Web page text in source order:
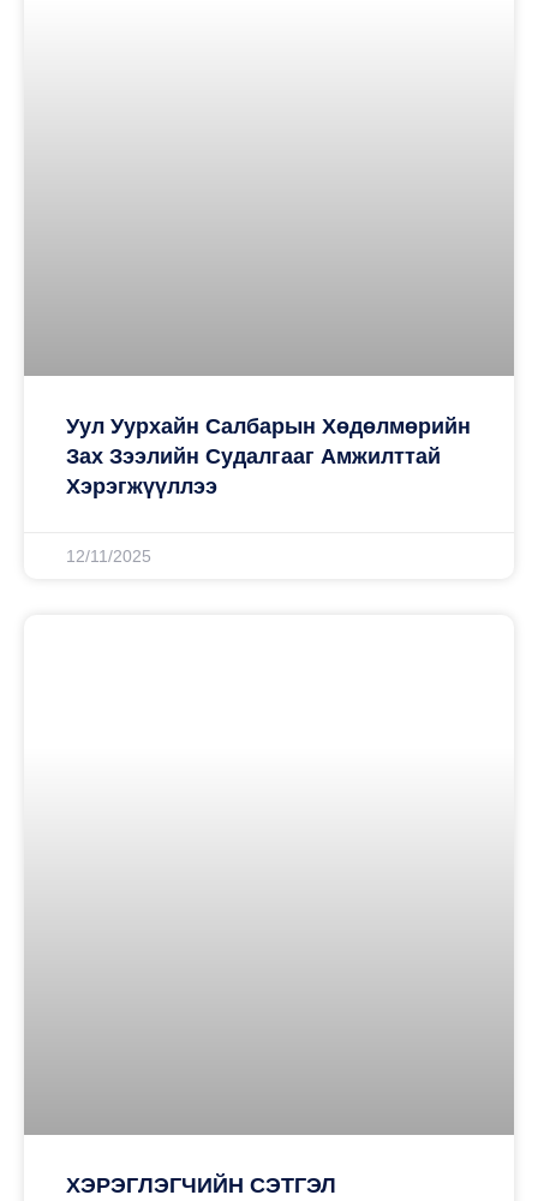
Уул Уурхайн Салбарын Хөдөлмөрийн
Зах Зээлийн Судалгааг Амжилттай
Хэрэгжүүллээ
12/11/2025
ХЭРЭГЛЭГЧИЙН СЭТГЭЛ